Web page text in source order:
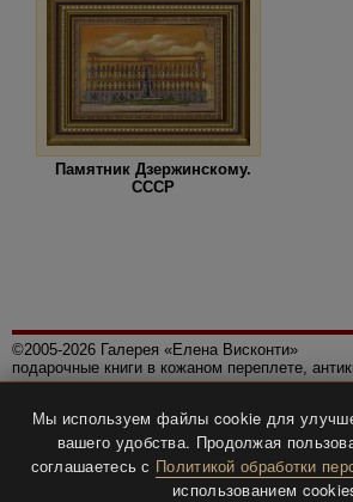
Памятник Дзержинскому.
СССР
©2005-2026 Галерея «Елена Висконти»
подарочные книги в кожаном переплете,
Политика конфиденциальности
Все права защищены.
Разработка и дизайнBTV-info.
Мы используем файлы cookie для
вашего удобства. Продолжая
соглашаетесь с Политикой обработки
использованием